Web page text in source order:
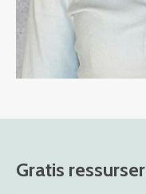
Gratis ressurser